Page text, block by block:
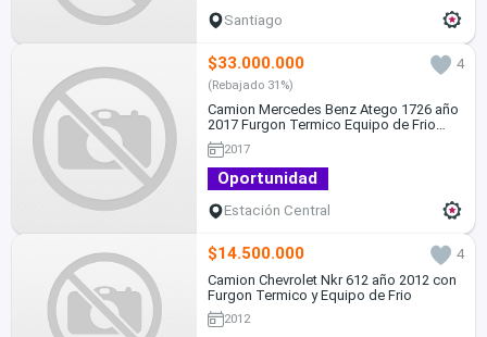
Santiago
$33.000.000 4
(Rebajado 31%)
Camion Mercedes Benz Atego 1726 año
2017 Furgon Termico Equipo de Frio
Thermoking V800max
2017
Oportunidad
Estación Central
$14.500.000
4
Camion Chevrolet Nkr 612 año 2012 con
Furgon Termico y Equipo de Frio
2012